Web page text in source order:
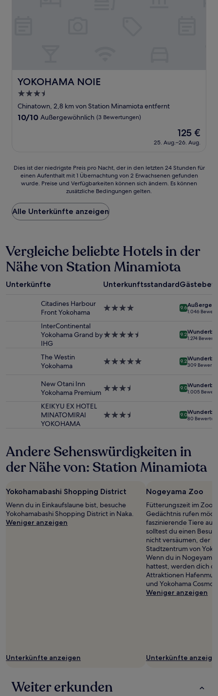
YOKOHAMA NOIE
YOKOHAMA NOIE
3.5-
Sterne-
Unterkunft
Chinatown, 2,8 km von Station Minamiota entfernt
10.0
10/10 Außergewöhnlich (3 Bewertungen)
Der
Preis
beträgt
125 €
25. Aug.–26. Aug.
Dies
der
Preis
pro
Nacht,
den
letzten
24 Stunden
für
einen
1 Übernachtung
2 Erwachsenen
gefunden
Verfügbarkeiten
zusätzliche
Dies ist der niedrigste Preis pro Nacht, der in den letzten 24 Stunden für
einen Aufenthalt mit 1 Übernachtung von 2 Erwachsenen gefunden
wurde. Preise und Verfügbarkeiten können sich ändern. Es können
zusätzliche Bedingungen gelten.
Alle Unterkünfte anzeigen
Vergleiche beliebte Hotels in der
Nähe von Station Minamiota
Unterkünfte Unterkunftsstandard
Citadines Harbour
Front Yokohama
4.0-
9.6
1.046
InterContinental
Yokohama Grand by
IHG
4.5-
9.2
1.274
The Westin
Yokohama
5.0-
9.2
309
New Otani Inn
Yokohama Premium 3.5-
9.0
1.005
KEIKYU EX HOTEL
MINATOMIRAI
YOKOHAMA
3.5-
9.0
80
Andere Sehenswürdigkeiten in
der Nähe von: Station Minamiota
Yokohamabashi Shopping District
Wenn du in Einkaufslaune bist, besuche
Yokohamabashi Shopping District in Naka.
Weniger anzeigen
Unterkünfte anzeigen
Nogeyama Zoo
Fütterungszeit im Zoo!
Gedächtnis rufen
faszinierende Tiere
solltest du einen
nicht versäumen, der
Stadtzentrum von
Wenn du in Nogeyama
hattest, werden dich
Attraktionen
und Yokohama
Weniger anzeigen
Unterkünfte
Weiter erkunden